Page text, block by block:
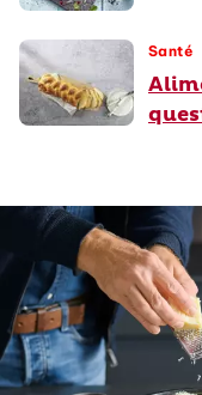
Santé